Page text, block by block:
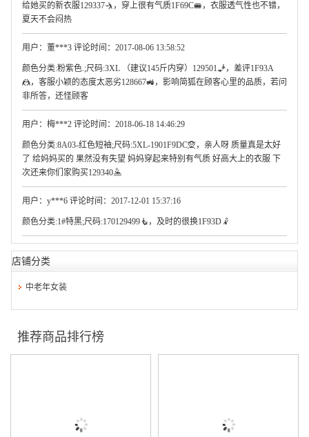
给她买的新衣服129337🤺，穿上很有气质1F69C🚝，衣服透气性也不错，
夏天不会闷热
用户：董***3 评论时间：2017-08-06 13:58:52
颜色分类:粉紫色.;尺码:3XL （建议145斤内穿）129501🧞，差评1F93A
🤼，客服小颖的态度太恶劣128667🚜，影响简狐在顾客心里的品质，若问
非所答，还怪顾客
用户：梅***2 评论时间：2018-06-18 14:46:29
颜色分类:8A03-红色短袖;尺码:5XL-1901F9DC🧝，亲人呀 质量真是太好
了 给妈妈买的 果然没有失望 妈妈穿起来特别有气质 好高大上的衣服 下
次还来你们家购买129340🤽
用户：y***6 评论时间：2017-12-01 15:37:16
颜色分类:1#特黑;尺码:170129499🧜，及时的很换1F93D🤾
店铺分类
中老年女装
推荐商品排行榜